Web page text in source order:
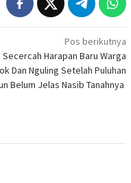
Pos berikutnya
Secercah Harapan Baru Warga
Dan Nguling Setelah Puluhan
Belum Jelas Nasib Tanahnya